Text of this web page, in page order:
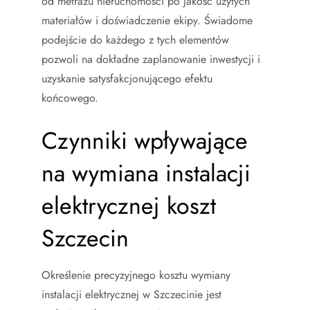
materiałów i doświadczenie ekipy. Świadome
podejście do każdego z tych elementów
pozwoli na dokładne zaplanowanie inwestycji i
uzyskanie satysfakcjonującego efektu
końcowego.
Czynniki wpływające
na wymiana instalacji
elektrycznej koszt
Szczecin
Określenie precyzyjnego kosztu wymiany
instalacji elektrycznej w Szczecinie jest